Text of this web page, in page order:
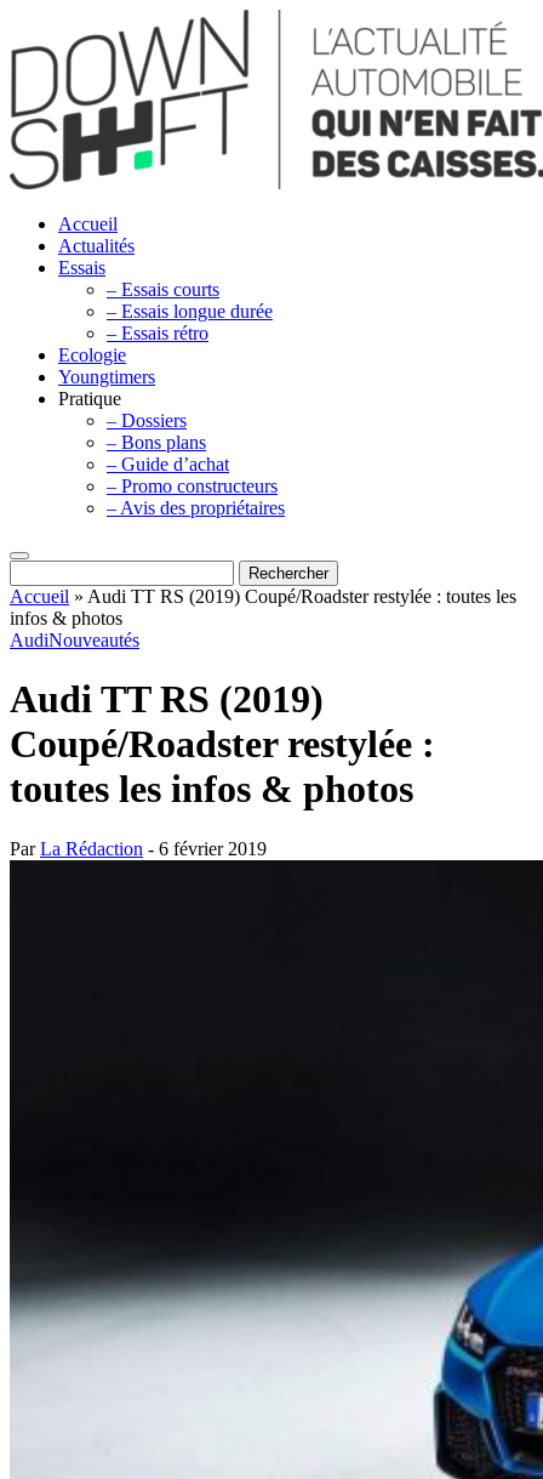
Accueil
Actualités
Essais
– Essais courts
– Essais longue durée
– Essais rétro
Ecologie
Youngtimers
Pratique
– Dossiers
– Bons plans
– Guide d’achat
– Promo constructeurs
– Avis des propriétaires
Accueil » Audi TT RS (2019) Coupé/Roadster restylée : toutes les
infos & photos
AudiNouveautés
Audi TT RS (2019)
Coupé/Roadster restylée :
toutes les infos & photos
ParLa Rédaction - 6 février 2019